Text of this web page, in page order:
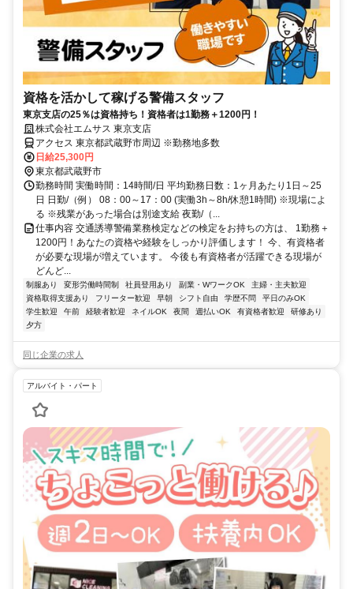
資格を活かして稼げる警備スタッフ
東京支店の25％は資格持ち！資格者は1勤務＋1200円！
株式会社エムサス 東京支店
アクセス 東京都武蔵野市周辺 ※勤務地多数
日給25,300円
東京都武蔵野市
勤務時間 実働時間：14時間/日 平均勤務日数：1ヶ月あたり1日～25
日 日勤/（例） 08：00～17：00 (実働3h～8h/休憩1時間) ※現場によ
る ※残業があった場合は別途支給 夜勤/（...
仕事内容 交通誘導警備業務検定などの検定をお持ちの方は、 1勤務＋
1200円！あなたの資格や経験をしっかり評価します！ 今、有資格者
が必要な現場が増えています。 今後も有資格者が活躍できる現場が
どんど...
制服あり 変形労働時間制 社員登用あり 副業・WワークOK
主婦・主夫歓迎
資格取得支援あり
フリーター歓迎 早朝 シフト自由 学歴不問
平日のみOK
学生歓迎
午前 経験者歓迎 ネイルOK 夜間 週払いOK 有資格者歓迎
研修あり
夕方
同じ企業の求人
アルバイト・パート